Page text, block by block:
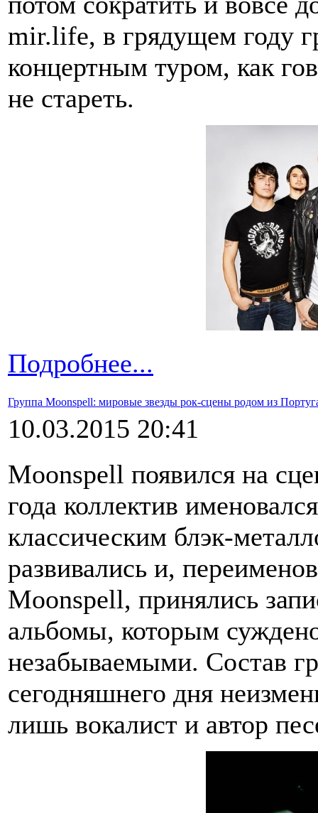
mir.life, в грядущем году
концертным туром, как
не стареть.
Подробнее...
Группа Moonspell: мировые звезды рок-сцены родом из
10.03.2015 20:41
Moonspell появился на
года коллектив
классическим блэк-
развивались и,
Moonspell, принялись
альбомы, которым
незабываемыми. Состав
сегодняшнего дня
лишь вокалист и автор